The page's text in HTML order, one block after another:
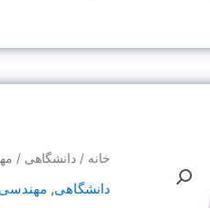
خانه / دانشگاهی /
دانشگاهی, مهندسی
نمونه
سوالات